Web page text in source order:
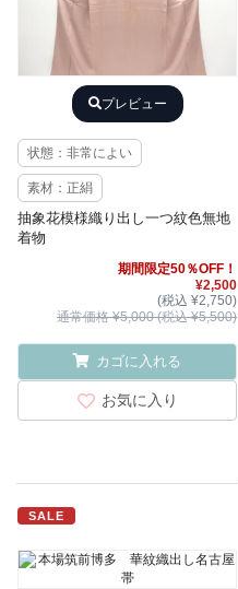
プレビュー
状態：非常によい
素材：正絹
抽象花模様織り出し一つ紋色無地
着物
期間限定50％OFF！
¥2,500
(税込 ¥2,750)
通常価格 ¥5,000 (税込 ¥5,500)
カゴに入れる
お気に入り
SALE